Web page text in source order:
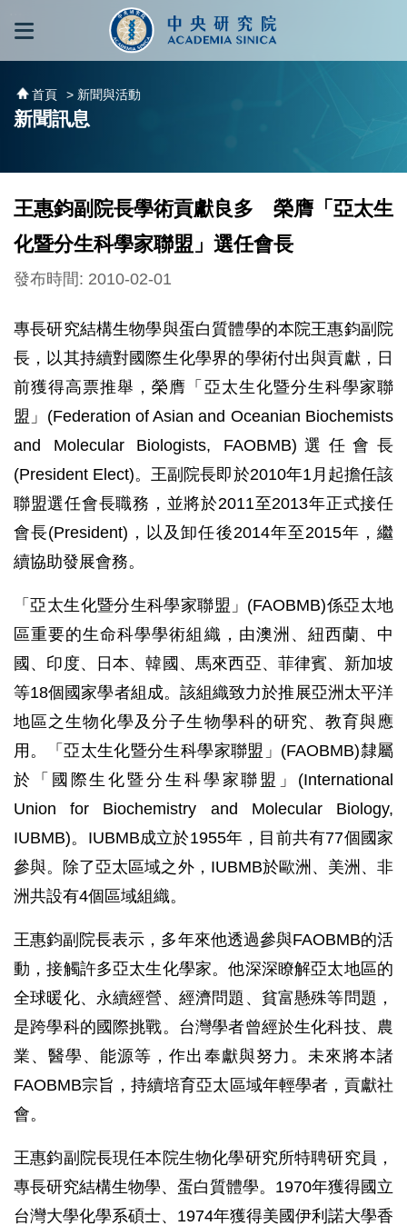
跳到主要內容區塊
首頁 > 新聞與活動
新聞訊息
王惠鈞副院長學術貢獻良多 榮膺「亞太生
化暨分生科學家聯盟」選任會長
發布時間: 2010-02-01
專長研究結構生物學與蛋白質體學的本院王惠鈞副院
長，以其持續對國際生化學界的學術付出與貢獻，日
前獲得高票推舉，榮膺「亞太生化暨分生科學家聯
盟」(Federation of Asian and Oceanian Biochemists
and Molecular Biologists, FAOBMB)選任會長
(President Elect)。王副院長即於2010年1月起擔任該
聯盟選任會長職務，並將於2011至2013年正式接任
會長(President)，以及卸任後2014年至2015年，繼
續協助發展會務。
「亞太生化暨分生科學家聯盟」(FAOBMB)係亞太地
區重要的生命科學學術組織，由澳洲、紐西蘭、中
國、印度、日本、韓國、馬來西亞、菲律賓、新加坡
等18個國家學者組成。該組織致力於推展亞洲太平洋
地區之生物化學及分子生物學科的研究、教育與應
用。「亞太生化暨分生科學家聯盟」(FAOBMB)隸屬
於「國際生化暨分生科學家聯盟」(International
Union for Biochemistry and Molecular Biology,
IUBMB)。IUBMB成立於1955年，目前共有77個國家
參與。除了亞太區域之外，IUBMB於歐洲、美洲、非
洲共設有4個區域組織。
王惠鈞副院長表示，多年來他透過參與FAOBMB的活
動，接觸許多亞太生化學家。他深深瞭解亞太地區的
全球暖化、永續經營、經濟問題、貧富懸殊等問題，
是跨學科的國際挑戰。台灣學者曾經於生化科技、農
業、醫學、能源等，作出奉獻與努力。未來將本諸
FAOBMB宗旨，持續培育亞太區域年輕學者，貢獻社
會。
王惠鈞副院長現任本院生物化學研究所特聘研究員，
專長研究結構生物學、蛋白質體學。1970年獲得國立
台灣大學化學系碩士、1974年獲得美國伊利諾大學香